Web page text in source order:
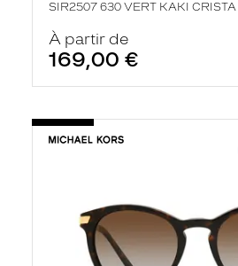
SIR2507 630 VERT KAKI CRISTA
À partir de
169,00 €